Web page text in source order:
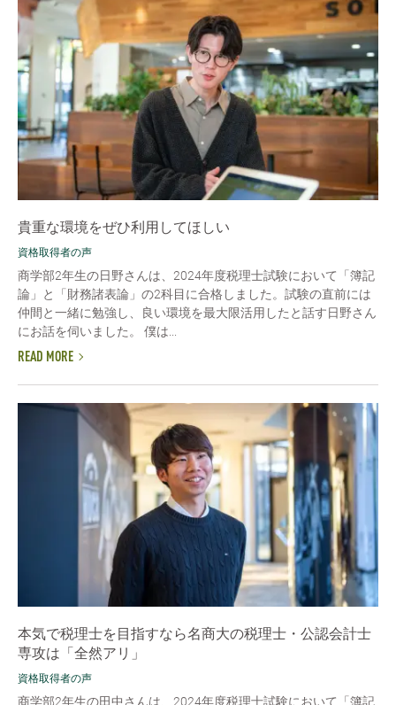
貴重な環境をぜひ利用してほしい
資格取得者の声
商学部2年生の日野さんは、2024年度税理士試験において「簿記
論」と「財務諸表論」の2科目に合格しました。試験の直前には
仲間と一緒に勉強し、良い環境を最大限活用したと話す日野さん
にお話を伺いました。 僕は...
READ MORE
本気で税理士を目指すなら名商大の税理士・公認会計士
専攻は「全然アリ」
資格取得者の声
商学部2年生の田中さんは、2024年度税理士試験において「簿記